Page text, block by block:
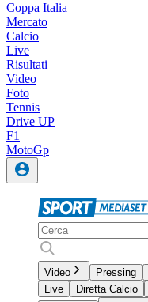
Coppa Italia
Mercato
Calcio
Live
Risultati
Video
Foto
Tennis
Drive UP
F1
MotoGp
Video Pressing
Live
Diretta Calcio